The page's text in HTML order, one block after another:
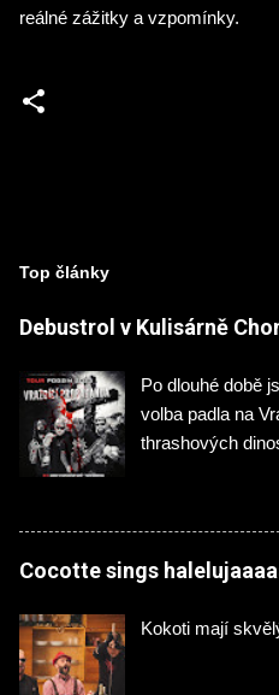
reálné zážitky a vzpomínky.
Top články
Debustrol v Kulisárně
Po dlouhé době
volba padla na
thrashových
návštěvu
zahájila domácí
Na kytaru zde
Hellocaustor),
v našlapané
udělal menší
Cocotte sings
Kokoti mají